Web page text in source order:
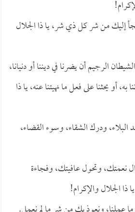
إليك من شر كل ذي شر، يا ذا الجلال
الرجيم أن يضرنا في ديننا أو دنيانا،
أو يحثنا على فعل ما نهيتنا عنه، يا ذا
ودرك الشقاء، وسوء القضاء،
نعمتك، وتحول عافيتك، وفجاءة
الجلال والإكرام!